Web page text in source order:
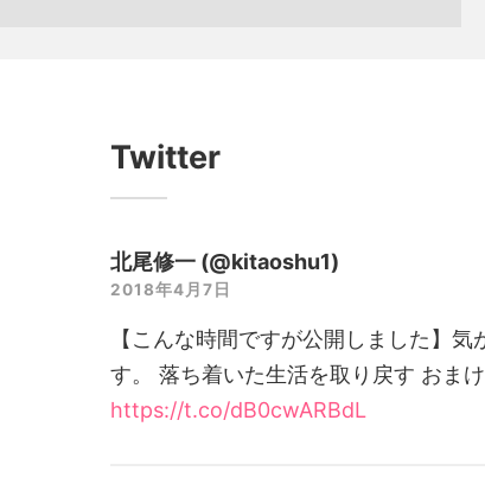
Twitter
北尾修一 (@kitaoshu1)
2018年4月7日
【こんな時間ですが公開しました】
す。 落ち着いた生活を取り戻す おま
https://t.co/dB0cwARBdL